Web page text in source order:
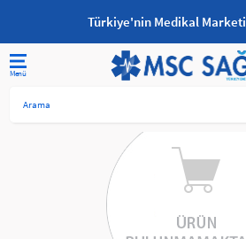
Türkiye'nin Medikal Marketi